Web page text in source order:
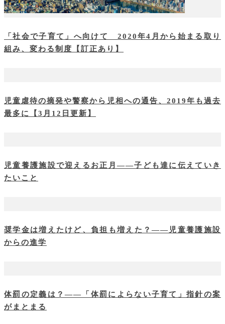
「社会で子育て」へ向けて 2020年4月から始まる取り
組み、変わる制度【訂正あり】
児童虐待の摘発や警察から児相への通告、2019年も過去
最多に【3月12日更新】
児童養護施設で迎えるお正月――子ども達に伝えていき
たいこと
奨学金は増えたけど、負担も増えた？――児童養護施設
からの進学
体罰の定義は？――「体罰によらない子育て」指針の案
がまとまる